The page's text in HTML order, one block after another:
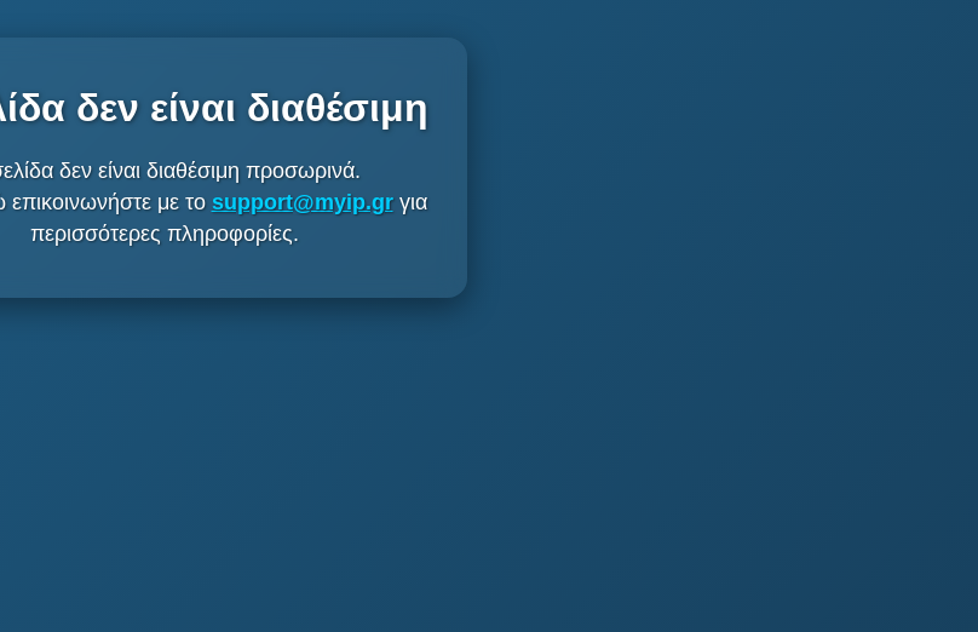
δεν είναι διαθέσιμη
δεν είναι διαθέσιμη προσωρινά.
με το support@myip.grγια
περισσότερες πληροφορίες.